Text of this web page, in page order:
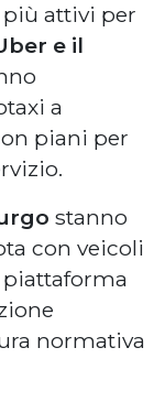
attivi per
e il
a
piani per
stanno
con veicoli
normativa